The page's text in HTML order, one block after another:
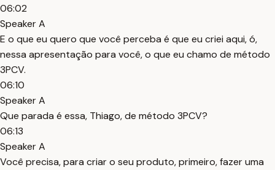
06:02
Speaker A
E o que eu quero que você perceba é que eu criei aqui, ó,
nessa apresentação para você, o que eu chamo de método
3PCV.
06:10
Speaker A
Que parada é essa, Thiago, de método 3PCV?
06:13
Speaker A
Você precisa, para criar o seu produto, primeiro, fazer uma